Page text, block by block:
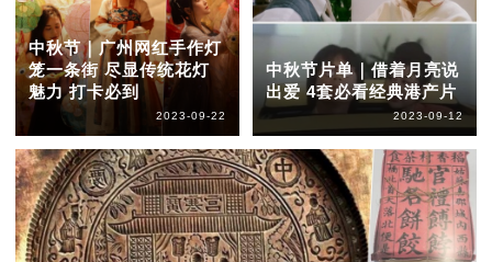
中秋节｜广州网红手作灯
笼一条街 尽显传统花灯
魅力 打卡必到
2023-09-22
中秋节片单｜借着月亮说
出爱 4套必看经典港产片
2023-09-12